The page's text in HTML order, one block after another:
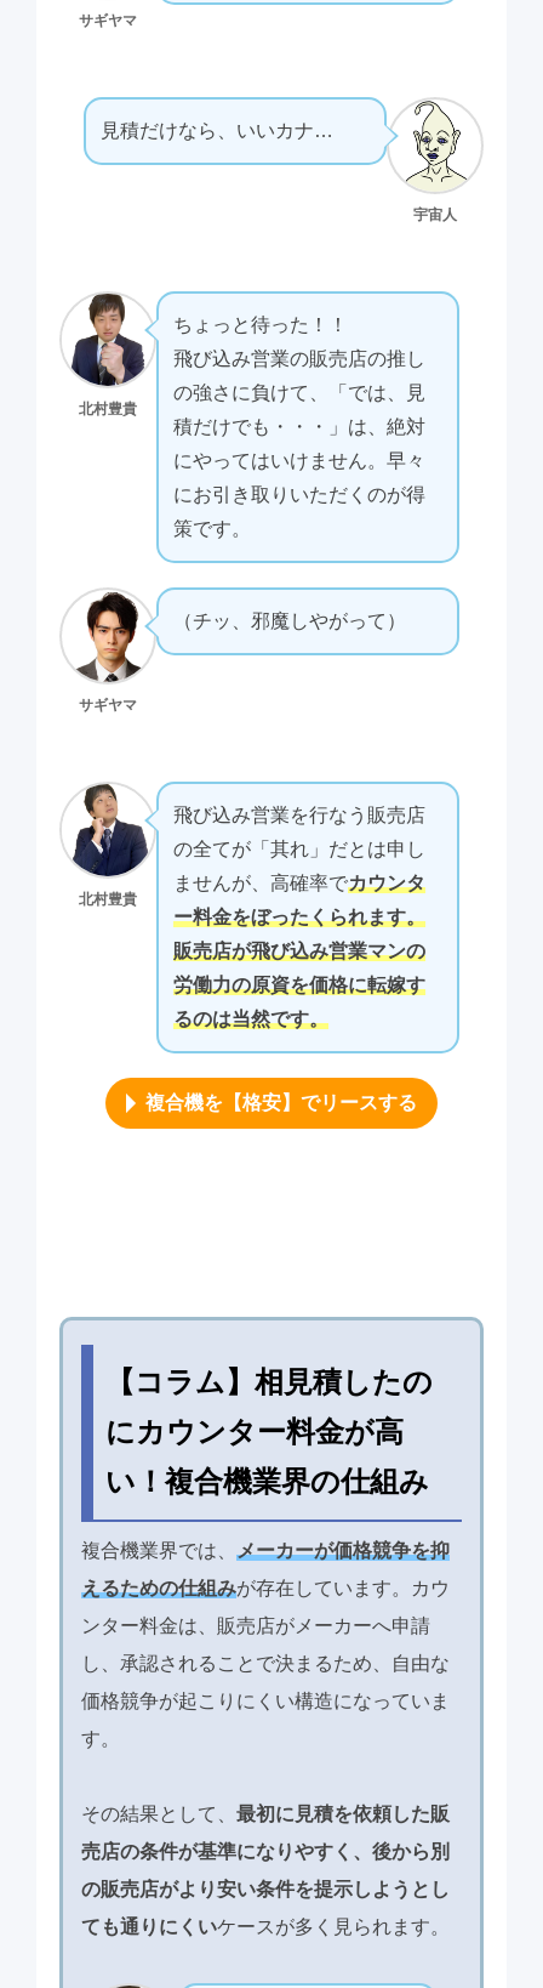
サギヤマ
宇宙人
見積だけなら、いいカナ…
北村豊貴
ちょっと待った！！
飛び込み営業の販売店の推し
の強さに負けて、「では、見
積だけでも・・・」は、絶対
にやってはいけません。早々
にお引き取りいただくのが得
策です。
サギヤマ
（チッ、邪魔しやがって）
北村豊貴
飛び込み営業を行なう販売店
の全てが「其れ」だとは申し
ませんが、高確率でカウンタ
ー料金をぼったくられます。
販売店が飛び込み営業マンの
労働力の原資を価格に転嫁す
るのは当然です。
複合機を【格安】でリースする
【コラム】相見積したの
にカウンター料金が高
い！複合機業界の仕組み
複合機業界では、 メーカーが価格競争を抑
えるための仕組みが存在しています。カウ
ンター料金は、販売店がメーカーへ申請
し、承認されることで決まるため、自由な
価格競争が起こりにくい構造になっていま
す。
その結果として、 最初に見積を依頼した販
売店の条件が基準になりやすく、後から別
の販売店がより安い条件を提示しようとし
ても通りにくいケースが多く見られます。